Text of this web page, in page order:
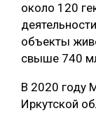
БЕЗОПАСНОЕ
СОРТИРОВКА
СУШКА
МЕБЕЛЬНОЕ
около 120
объекты
свыше 740
В 2020 году
Иркутской